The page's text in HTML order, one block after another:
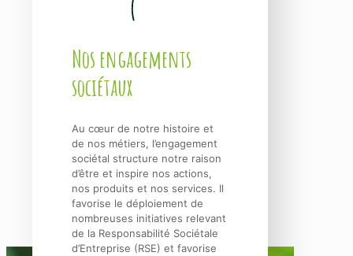
Nos engagements
sociétaux
Au cœur de notre histoire et
de nos métiers, l’engagement
sociétal structure notre raison
d’être et inspire nos actions,
nos produits et nos services. Il
favorise le déploiement de
nombreuses initiatives relevant
de la Responsabilité Sociétale
d’Entreprise (RSE) et favorise